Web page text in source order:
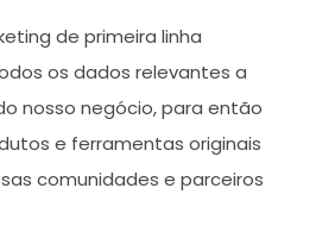
de primeira linha
os dados relevantes a
nosso negócio, para então
e ferramentas originais
comunidades e parceiros